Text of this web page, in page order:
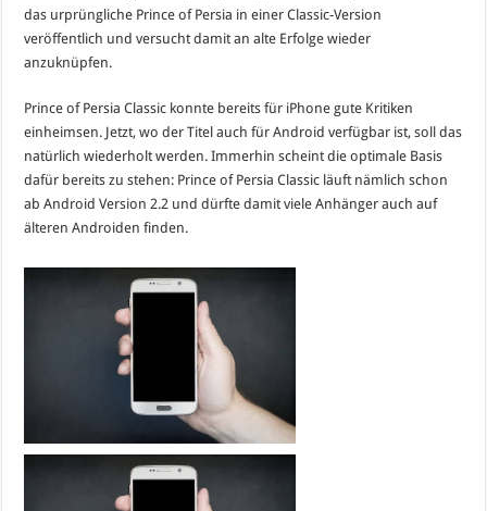
das urprüngliche Prince of Persia in einer Classic-Version
veröffentlich und versucht damit an alte Erfolge wieder
anzuknüpfen.
Prince of Persia Classic konnte bereits für iPhone gute Kritiken
einheimsen. Jetzt, wo der Titel auch für Android verfügbar ist, soll das
natürlich wiederholt werden. Immerhin scheint die optimale Basis
dafür bereits zu stehen: Prince of Persia Classic läuft nämlich schon
ab Android Version 2.2 und dürfte damit viele Anhänger auch auf
älteren Androiden finden.